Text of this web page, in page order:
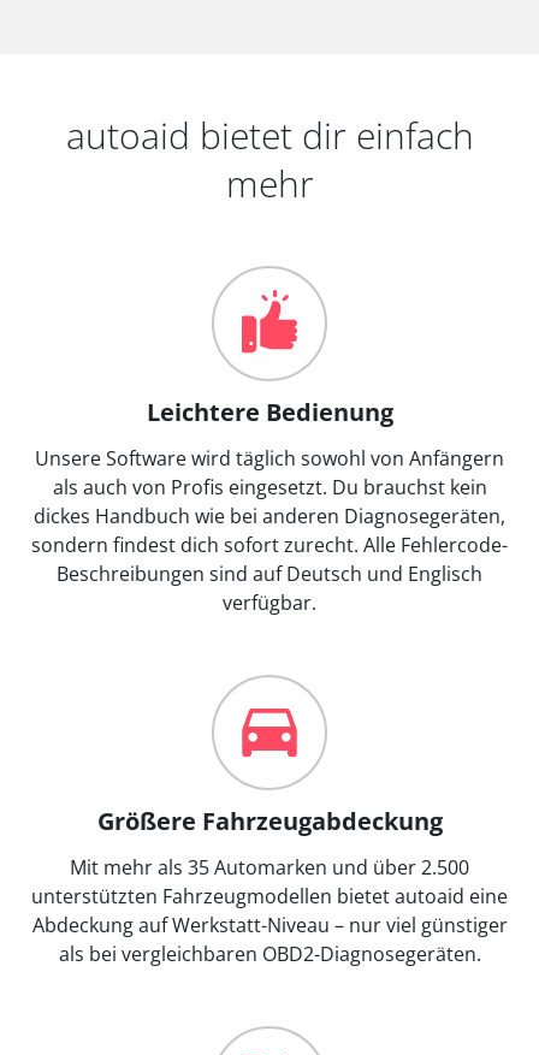
autoaid bietet dir einfach
mehr
Leichtere Bedienung
Unsere Software wird täglich sowohl von Anfängern
als auch von Profis eingesetzt. Du brauchst kein
dickes Handbuch wie bei anderen Diagnosegeräten,
sondern findest dich sofort zurecht. Alle Fehlercode-
Beschreibungen sind auf Deutsch und Englisch
verfügbar.
Größere Fahrzeugabdeckung
Mit mehr als 35 Automarken und über 2.500
unterstützten Fahrzeugmodellen bietet autoaid eine
Abdeckung auf Werkstatt-Niveau – nur viel günstiger
als bei vergleichbaren OBD2-Diagnosegeräten.